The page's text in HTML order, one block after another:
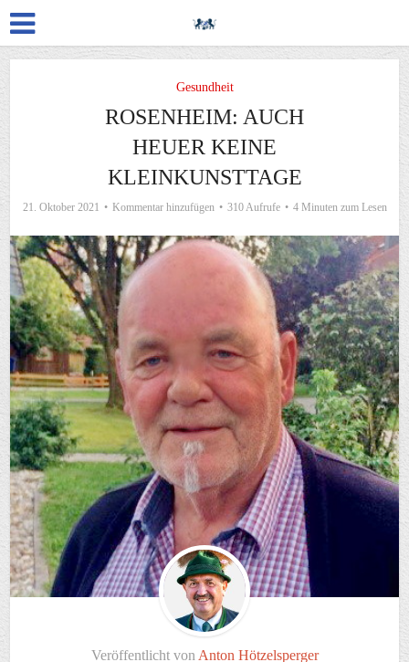
Gesundheit
ROSENHEIM: AUCH
HEUER KEINE
KLEINKUNSTTAGE
21. Oktober 2021 Kommentar hinzufügen 310 Aufrufe 4 Minuten zum Lesen
Veröffentlicht von Anton Hötzelsperger